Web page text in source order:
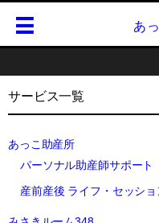
あ
サービス一覧
あっこ助産所
パーソナル助産師サポート
産前産後 ライフ・セッショ